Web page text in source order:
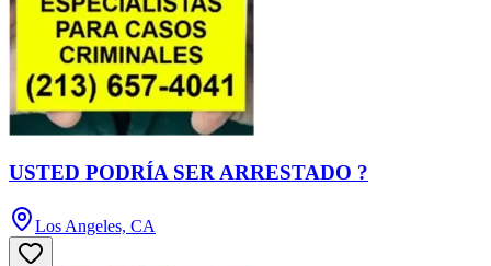
USTED PODRÍA SER ARRESTADO ?
Los Angeles, CA